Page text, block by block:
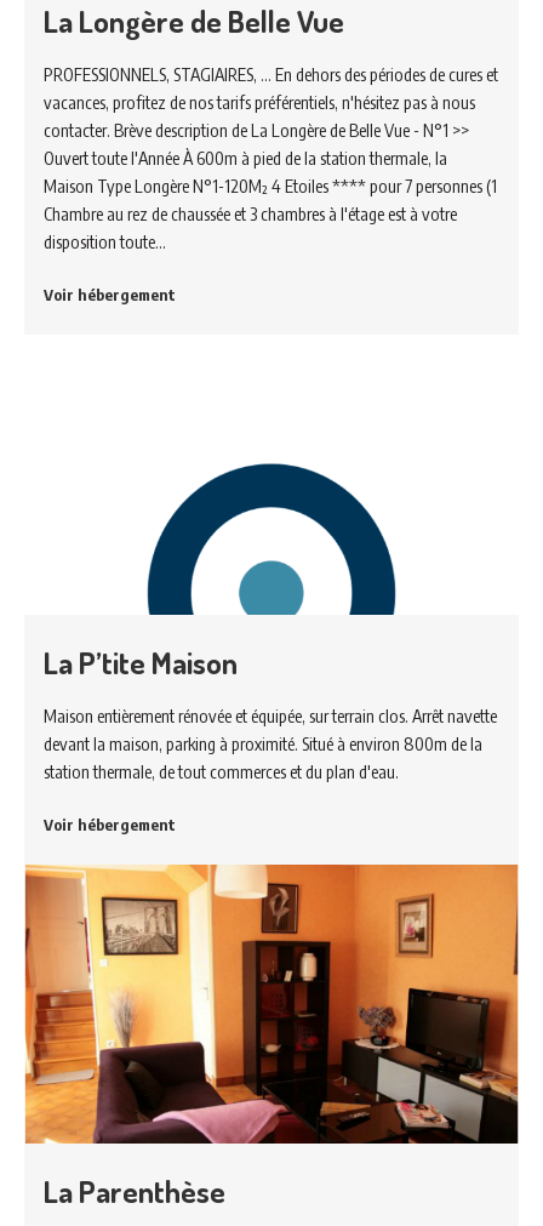
La Longère de Belle Vue
PROFESSIONNELS, STAGIAIRES, ... En dehors des périodes de cures et
vacances, profitez de nos tarifs préférentiels, n'hésitez pas à nous
contacter. Brève description de La Longère de Belle Vue - N°1 >>
Ouvert toute l'Année À 600m à pied de la station thermale, la
Maison Type Longère N°1-120M² 4 Etoiles **** pour 7 personnes (1
Chambre au rez de chaussée et 3 chambres à l'étage est à votre
disposition toute…
Voir hébergement
La P’tite Maison
Maison entièrement rénovée et équipée, sur terrain clos. Arrêt navette
devant la maison, parking à proximité. Situé à environ 800m de la
station thermale, de tout commerces et du plan d'eau.
Voir hébergement
La Parenthèse